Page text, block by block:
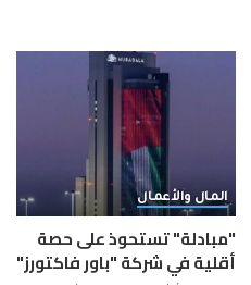
المال والأعمال
"مبادلة" تستحوذ على حصة
أقلية في شركة "باور فاكتورز"